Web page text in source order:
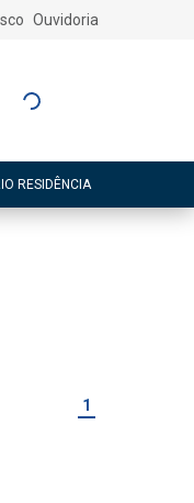
Ouvidoria
ou Cadastre-
RESIDÊNCIA
1